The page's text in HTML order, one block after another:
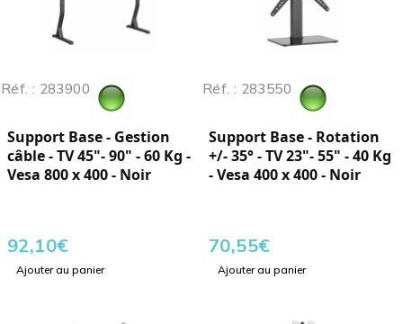
Réf. : 283900
Support Base - Gestion
câble - TV 45"- 90" - 60 Kg -
Vesa 800 x 400 - Noir
92,10€
Ajouter au panier
Réf. : 283550
Support Base - Rotation
+/- 35° - TV 23"- 55" - 40 Kg
- Vesa 400 x 400 - Noir
70,55€
Ajouter au panier